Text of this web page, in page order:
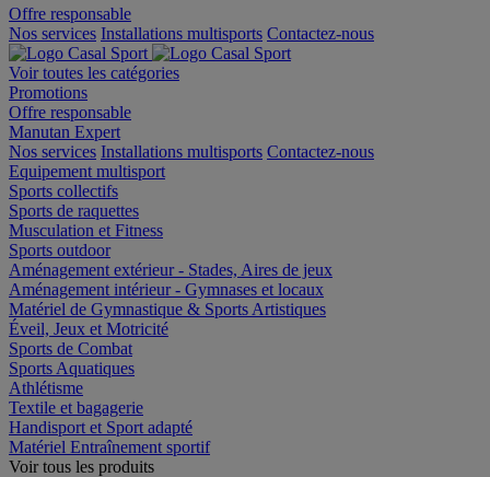
Offre responsable
Nos services Installations multisports Contactez-nous
Voir toutes les catégories
Promotions
Offre responsable
Manutan Expert
Nos services Installations multisports Contactez-nous
Equipement multisport
Sports collectifs
Sports de raquettes
Musculation et Fitness
Sports outdoor
Aménagement extérieur - Stades, Aires de jeux
Aménagement intérieur - Gymnases et locaux
Matériel de Gymnastique & Sports Artistiques
Éveil, Jeux et Motricité
Sports de Combat
Sports Aquatiques
Athlétisme
Textile et bagagerie
Handisport et Sport adapté
Matériel Entraînement sportif
Voir tous les produits